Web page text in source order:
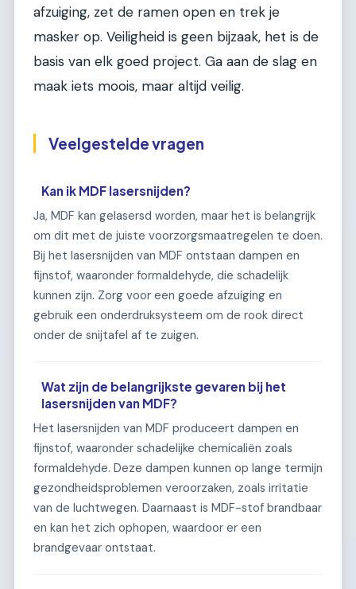
afzuiging, zet de ramen open en trek je
masker op. Veiligheid is geen bijzaak, het is de
basis van elk goed project. Ga aan de slag en
maak iets moois, maar altijd veilig.
Veelgestelde vragen
Kan ik MDF lasersnijden?
Ja, MDF kan gelasersd worden, maar het is belangrijk
om dit met de juiste voorzorgsmaatregelen te doen.
Bij het lasersnijden van MDF ontstaan dampen en
fijnstof, waaronder formaldehyde, die schadelijk
kunnen zijn. Zorg voor een goede afzuiging en
gebruik een onderdruksysteem om de rook direct
onder de snijtafel af te zuigen.
Wat zijn de belangrijkste gevaren bij het
lasersnijden van MDF?
Het lasersnijden van MDF produceert dampen en
fijnstof, waaronder schadelijke chemicaliën zoals
formaldehyde. Deze dampen kunnen op lange termijn
gezondheidsproblemen veroorzaken, zoals irritatie
van de luchtwegen. Daarnaast is MDF-stof brandbaar
en kan het zich ophopen, waardoor er een
brandgevaar ontstaat.